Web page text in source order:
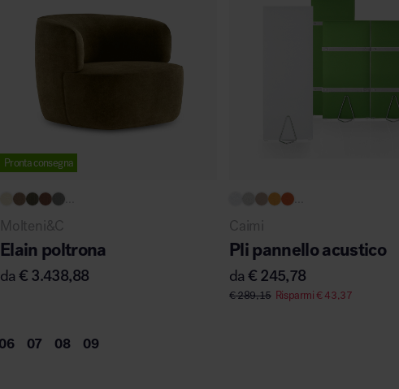
Pronta consegna
Molteni&C
Elain poltrona
da€ 3.438,88
Caimi
Pli pannello acustico
da€ 245,78
€289,15 Risparmi€43,37